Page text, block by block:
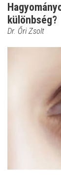
különbség?
Dr. Őri Zsolt